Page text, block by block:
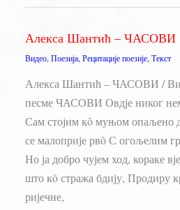
ОТАЦ
Алекса Шантић – ЧАСОВИ
Видео, Поезија, Рецитације поезије, Текст
Алекса Шантић – ЧАСОВИ /
песме ЧАСОВИ Овдје никог
Сам стојим кô муњом опаљено
се малоприје рвô С огољелим
Но ја добро чујем ход, кораке
што кô стража бдију, Продиру
ријечне,